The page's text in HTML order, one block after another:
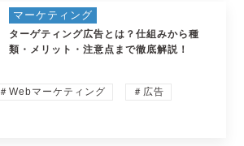
マーケティング
ターゲティング広告とは？仕組みから種
類・メリット・注意点まで徹底解説！
＃Webマーケティング ＃広告